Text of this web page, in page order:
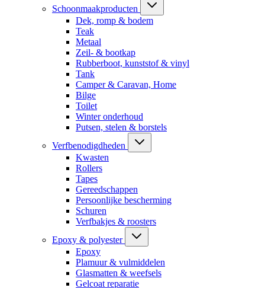
Schoonmaakproducten
Dek, romp & bodem
Teak
Metaal
Zeil- & bootkap
Rubberboot, kunststof & vinyl
Tank
Camper & Caravan, Home
Bilge
Toilet
Winter onderhoud
Putsen, stelen & borstels
Verfbenodigdheden
Kwasten
Rollers
Tapes
Gereedschappen
Persoonlijke bescherming
Schuren
Verfbakjes & roosters
Epoxy & polyester
Epoxy
Plamuur & vulmiddelen
Glasmatten & weefsels
Gelcoat reparatie